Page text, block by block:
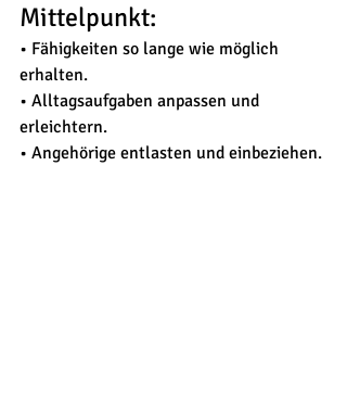
Mittelpunkt:
• Fähigkeiten so lange wie möglich
erhalten.
• Alltagsaufgaben anpassen und
erleichtern.
• Angehörige entlasten und einbeziehen.